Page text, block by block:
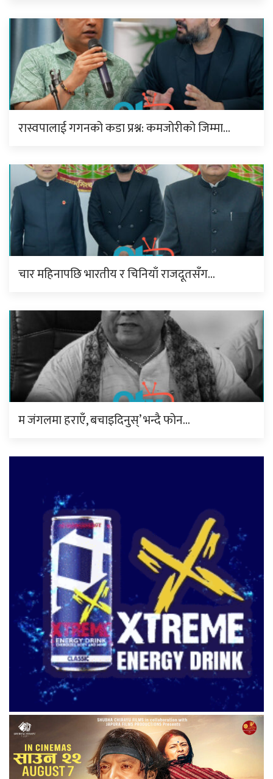
रास्वपालाई गगनको कडा प्रश्न: कमजोरीको जिम्मा…
चार महिनापछि भारतीय र चिनियाँ राजदूतसँग…
म जंगलमा हराएँ, बचाइदिनुस्’ भन्दै फोन…